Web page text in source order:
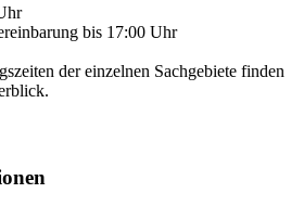
bis 17:00 Uhr
der einzelnen Sachgebiete finden